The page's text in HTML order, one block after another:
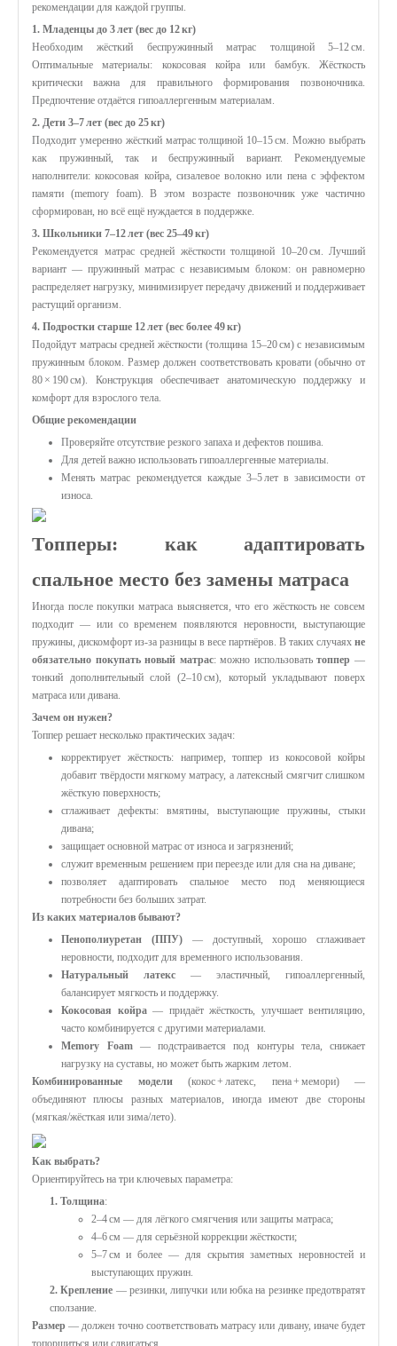
рекомендации для каждой группы.
1. Младенцы до 3 лет (вес до 12 кг)
Необходим жёсткий беспружинный матрас толщиной 5–12 см.
Оптимальные материалы: кокосовая койра или бамбук. Жёсткость
критически важна для правильного формирования позвоночника.
Предпочтение отдаётся гипоаллергенным материалам.
2. Дети 3–7 лет (вес до 25 кг)
Подходит умеренно жёсткий матрас толщиной 10–15 см. Можно выбрать
как пружинный, так и беспружинный вариант. Рекомендуемые
наполнители: кокосовая койра, сизалевое волокно или пена с эффектом
памяти (memory foam). В этом возрасте позвоночник уже частично
сформирован, но всё ещё нуждается в поддержке.
3. Школьники 7–12 лет (вес 25–49 кг)
Рекомендуется матрас средней жёсткости толщиной 10–20 см. Лучший
вариант — пружинный матрас с независимым блоком: он равномерно
распределяет нагрузку, минимизирует передачу движений и поддерживает
растущий организм.
4. Подростки старше 12 лет (вес более 49 кг)
Подойдут матрасы средней жёсткости (толщина 15–20 см) с независимым
пружинным блоком. Размер должен соответствовать кровати (обычно от
80 × 190 см). Конструкция обеспечивает анатомическую поддержку и
комфорт для взрослого тела.
Общие рекомендации
Проверяйте отсутствие резкого запаха и дефектов пошива.
Для детей важно использовать гипоаллергенные материалы.
Менять матрас рекомендуется каждые 3–5 лет в зависимости от
износа.
Топперы: как адаптировать
спальное место без замены матраса
Иногда после покупки матраса выясняется, что его жёсткость не совсем
подходит — или со временем появляются неровности, выступающие
пружины, дискомфорт из‑за разницы в весе партнёров. В таких случаях не
обязательно покупать новый матрас: можно использоватьтоппер —
тонкий дополнительный слой (2–10 см), который укладывают поверх
матраса или дивана.
Зачем он нужен?
Топпер решает несколько практических задач:
корректирует жёсткость: например, топпер из кокосовой койры
добавит твёрдости мягкому матрасу, а латексный смягчит слишком
жёсткую поверхность;
сглаживает дефекты: вмятины, выступающие пружины, стыки
дивана;
защищает основной матрас от износа и загрязнений;
служит временным решением при переезде или для сна на диване;
позволяет адаптировать спальное место под меняющиеся
потребности без больших затрат.
Из каких материалов бывают?
Пенополиуретан (ППУ) — доступный, хорошо сглаживает
неровности, подходит для временного использования.
Натуральный латекс — эластичный, гипоаллергенный,
балансирует мягкость и поддержку.
Кокосовая койра— придаёт жёсткость, улучшает вентиляцию,
часто комбинируется с другими материалами.
Memory Foam— подстраивается под контуры тела, снижает
нагрузку на суставы, но может быть жарким летом.
Комбинированные модели(кокос + латекс, пена + мемори) —
объединяют плюсы разных материалов, иногда имеют две стороны
(мягкая/жёсткая или зима/лето).
Как выбрать?
Ориентируйтесь на три ключевых параметра:
1. Толщина:
2–4 см — для лёгкого смягчения или защиты матраса;
4–6 см — для серьёзной коррекции жёсткости;
5–7 см и более — для скрытия заметных неровностей и
выступающих пружин.
2. Крепление — резинки, липучки или юбка на резинке предотвратят
сползание.
Размер — должен точно соответствовать матрасу или дивану, иначе будет